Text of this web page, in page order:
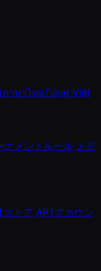
ภาษาไทยTiếng Việt
ナメントルール メデ
ストア APTアカウン